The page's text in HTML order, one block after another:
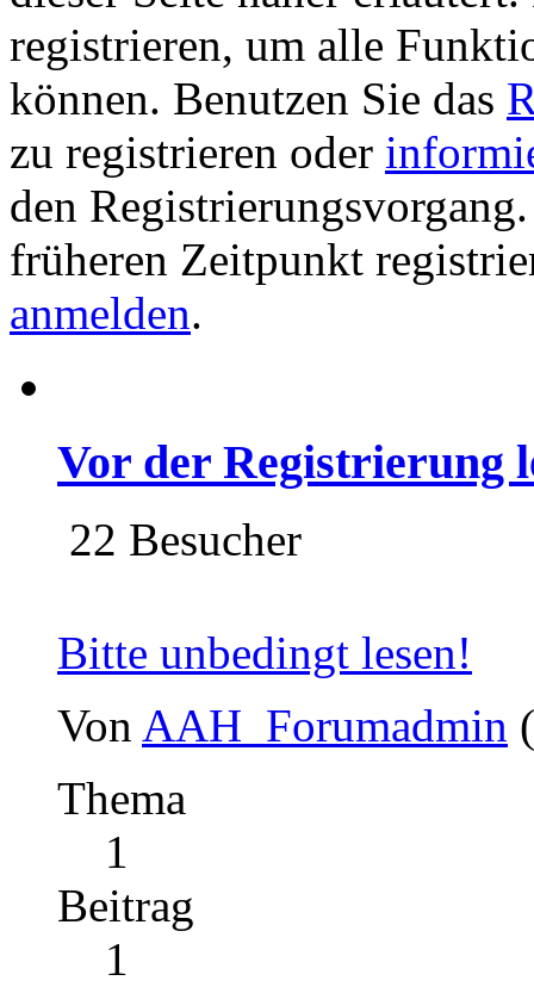
registrieren, um alle
können. Benutzen Sie das
zu registrieren oder
den
früheren Zeitpunkt
anmelden.
Vor der Registrierung
22 Besucher
Bitte unbedingt lesen!
Von AAH_Forumadmin
Thema
1
Beitrag
1